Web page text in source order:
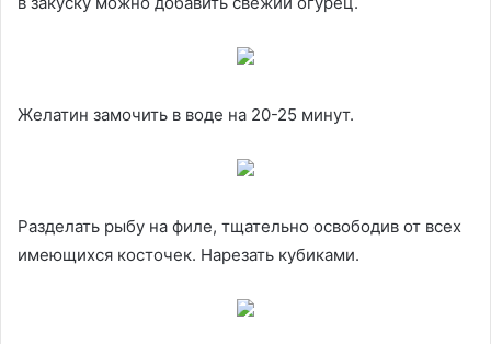
Желатин замочить в воде на 20-25 минут.
Разделать рыбу на филе, тщательно освободив от всех
имеющихся косточек. Нарезать кубиками.